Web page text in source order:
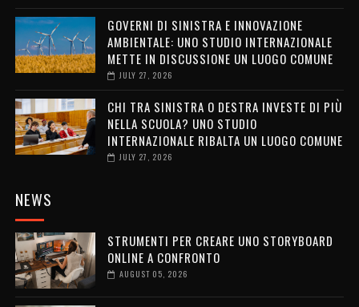
GOVERNI DI SINISTRA E INNOVAZIONE
AMBIENTALE: UNO STUDIO INTERNAZIONALE
METTE IN DISCUSSIONE UN LUOGO COMUNE
JULY 27, 2026
CHI TRA SINISTRA O DESTRA INVESTE DI PIÙ
NELLA SCUOLA? UNO STUDIO
INTERNAZIONALE RIBALTA UN LUOGO COMUNE
JULY 27, 2026
NEWS
STRUMENTI PER CREARE UNO STORYBOARD
ONLINE A CONFRONTO
AUGUST 05, 2026